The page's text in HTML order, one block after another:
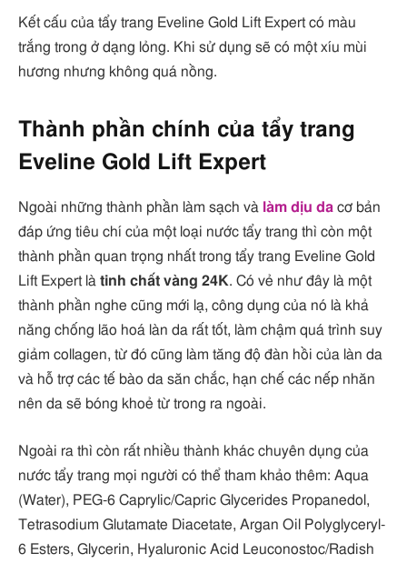
Kết cấu của tẩy trang Eveline Gold Lift Expert có màu
trắng trong ở dạng lỏng. Khi sử dụng sẽ có một xíu mùi
hương nhưng không quá nồng.
Thành phần chính của tẩy trang
Eveline Gold Lift Expert
Ngoài những thành phần làm sạch và làm dịu da cơ bản
đáp ứng tiêu chí của một loại nước tẩy trang thì còn một
thành phần quan trọng nhất trong tẩy trang Eveline Gold
Lift Expert là tinh chất vàng 24K. Có vẻ như đây là một
thành phần nghe cũng mới lạ, công dụng của nó là khả
năng chống lão hoá làn da rất tốt, làm chậm quá trình suy
giảm collagen, từ đó cũng làm tăng độ đàn hồi của làn da
và hỗ trợ các tế bào da săn chắc, hạn chế các nếp nhăn
nên da sẽ bóng khoẻ từ trong ra ngoài.
Ngoài ra thì còn rất nhiều thành khác chuyên dụng của
nước tẩy trang mọi người có thể tham khảo thêm: Aqua
(Water), PEG-6 Caprylic/Capric Glycerides Propanedol,
Tetrasodium Glutamate Diacetate, Argan Oil Polyglyceryl-
6 Esters, Glycerin, Hyaluronic Acid Leuconostoc/Radish